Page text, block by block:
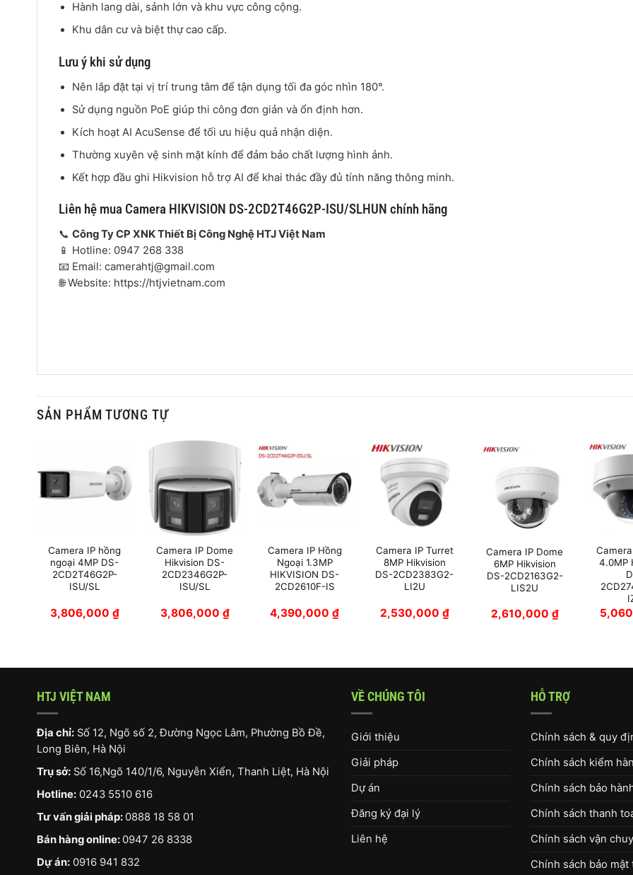
Hành lang dài, sảnh lớn và khu vực công cộng.
Khu dân cư và biệt thự cao cấp.
Lưu ý khi sử dụng
Nên lắp đặt tại vị trí trung tâm để tận dụng tối đa góc nhìn 180°.
Sử dụng nguồn PoE giúp thi công đơn giản và ổn định hơn.
Kích hoạt AI AcuSense để tối ưu hiệu quả nhận diện.
Thường xuyên vệ sinh mặt kính để đảm bảo chất lượng hình ảnh.
Kết hợp đầu ghi Hikvision hỗ trợ AI để khai thác đầy đủ tính năng thông minh.
Liên hệ mua Camera HIKVISION DS-2CD2T46G2P-ISU/SLHUN chính hãng
📞 Công Ty CP XNK Thiết Bị Công Nghệ HTJ Việt Nam
📱 Hotline: 0947 268 338
📧 Email: camerahtj@gmail.com
🌐 Website: https://htjvietnam.com
SẢN PHẨM TƯƠNG TỰ
Camera IP hồng
ngoại 4MP DS-
2CD2T46G2P-
ISU/SL
3,806,000 ₫
Camera IP Dome
Hikvision DS-
2CD2346G2P-
ISU/SL
3,806,000 ₫
Camera IP Hồng
Ngoại 1.3MP
HIKVISION DS-
2CD2610F-IS
4,390,000₫
Camera IP Turret
8MP Hikvision
DS-2CD2383G2-
LI2U
2,530,000 ₫
Camera IP Dome
6MP Hikvision
DS-2CD2163G2-
LIS2U
2,610,000 ₫
4.0MP
HTJ VIỆT NAM
Địa chỉ: Số 12, Ngõ số 2, Đường Ngọc Lâm, Phường Bồ Đề,
Long Biên, Hà Nội
Trụ sở: Số 16,Ngõ 140/1/6, Nguyễn Xiển, Thanh Liệt, Hà Nội
Hotline: 0243 5510 616
Tư vấn giải pháp: 0888 18 58 01
Bán hàng online: 0947 26 8338
Dự án: 0916 941 832
VỀ CHÚNG TÔI
Giới thiệu
Giải pháp
Dự án
Đăng ký đại lý
Liên hệ
HỖ TRỢ
Chính sách & quy
Chính sách kiểm
Chính sách bảo
Chính sách thanh
Chính sách vận
Chính sách bảo mật